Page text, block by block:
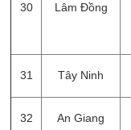
30 Lâm Đồng
31 Tây Ninh
32 An Giang